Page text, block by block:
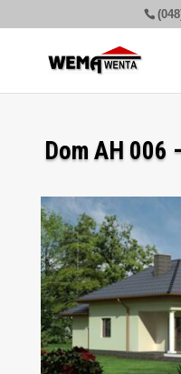
Dom AH